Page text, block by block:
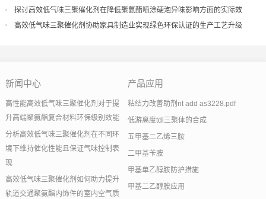
探讨高效低气味三聚催化剂在降低聚氨酯喷涂硬泡异味影响方面的实际效
果
高效低气味三聚催化剂协助家具制造业实现绿色环保认证的生产工艺升级
新闻中心
高性能高效低气味三聚催化剂对于提
升高端聚氨酯复合材料环保级别效能
分析高效低气味三聚催化剂在不同环
境下维持催化性能且保证气味控制表
现
高效低气味三聚催化剂如何助力提升
轨道交通聚氨酯内饰件的室内空气质
产品应用
粘结力改善助剂nt add as3228.pdf
低游离度tdi三聚体的合成
五甲基二乙烯三胺
二甲基苄胺
甲基单乙醇胺防护措施
甲基二乙醇胺应用